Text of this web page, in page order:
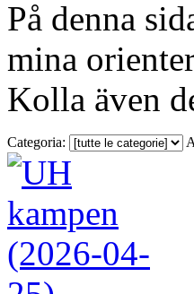
På denna
mina
Kolla även
Categoria: